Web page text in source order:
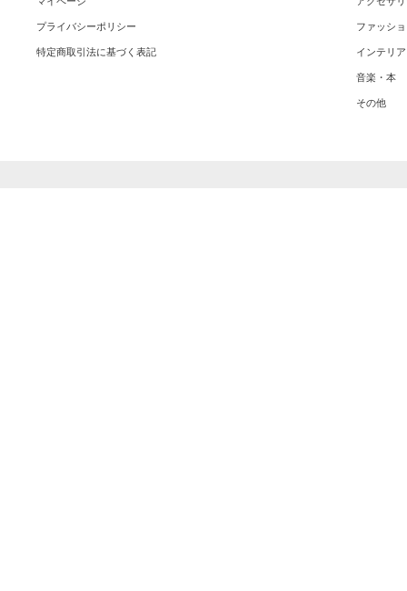
プライバシーポリシー
特定商取引法に基づく表記
ファッシ
インテリア
音楽・本
その他